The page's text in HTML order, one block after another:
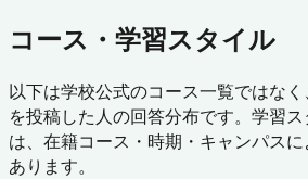
コース・学習スタイル
以下は学校公式のコース一覧ではな
を投稿した人の回答分布です。学習
は、在籍コース・時期・キャンパス
あります。